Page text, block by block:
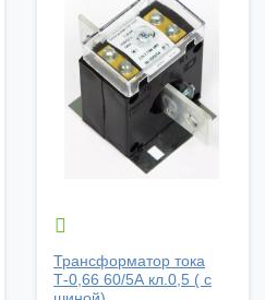

Трансформатор тока
Т-0,66 60/5А кл.0,5 ( с